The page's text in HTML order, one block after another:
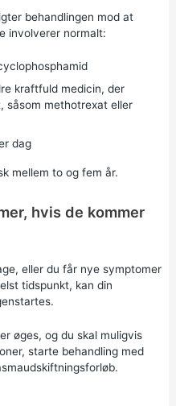
behandlingen mod at
involverer normalt:
kraftfuld medicin, der
methotrexat eller
dag
mellem to og fem år.
hvis de kommer
eller du får nye symptomer
tidspunkt, kan din
øges, og du skal muligvis
starte behandling med